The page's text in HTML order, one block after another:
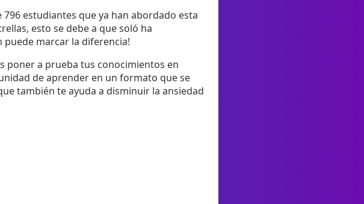
estudiantes que ya han abordado esta
esto se debe a que soló ha
puede marcar la diferencia!
poner a prueba tus conocimientos en
de aprender en un formato que se
también te ayuda a disminuir la ansiedad